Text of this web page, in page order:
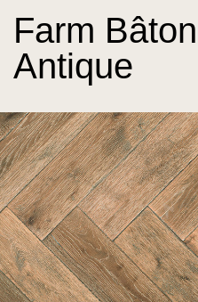
Farm
Antique